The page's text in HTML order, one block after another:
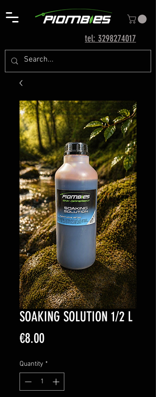
tel: 3298274017
SOAKING SOLUTION 1/2 L
€8.00Price
Quantity *